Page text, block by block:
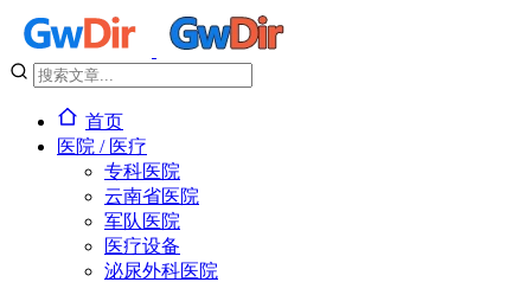
首页
医院 / 医疗
专科医院
云南省医院
军队医院
医疗设备
泌尿外科医院